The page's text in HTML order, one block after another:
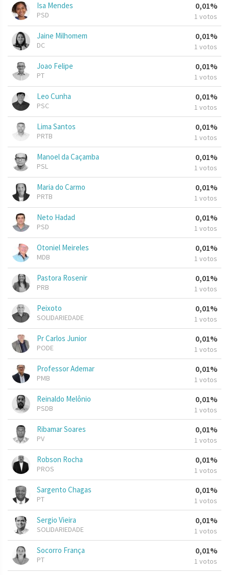
Isa Mendes
PSD
0,01%
1 votos
Jaine Milhomem
DC
0,01%
1 votos
Joao Felipe
PT
0,01%
1 votos
Leo Cunha
PSC
0,01%
1 votos
Lima Santos
PRTB
0,01%
1 votos
Manoel da Caçamba
PSL
0,01%
1 votos
Maria do Carmo
PRTB
0,01%
1 votos
Neto Hadad
PSD
0,01%
1 votos
Otoniel Meireles
MDB
0,01%
1 votos
Pastora Rosenir
PRB
0,01%
1 votos
Peixoto
SOLIDARIEDADE
0,01%
1 votos
Pr Carlos Junior
PODE
0,01%
1 votos
Professor Ademar
PMB
0,01%
1 votos
Reinaldo Melônio
PSDB
0,01%
1 votos
Ribamar Soares
PV
0,01%
1 votos
Robson Rocha
PROS
0,01%
1 votos
Sargento Chagas
PT
0,01%
1 votos
Sergio Vieira
SOLIDARIEDADE
0,01%
1 votos
Socorro França
PT
0,01%
1 votos